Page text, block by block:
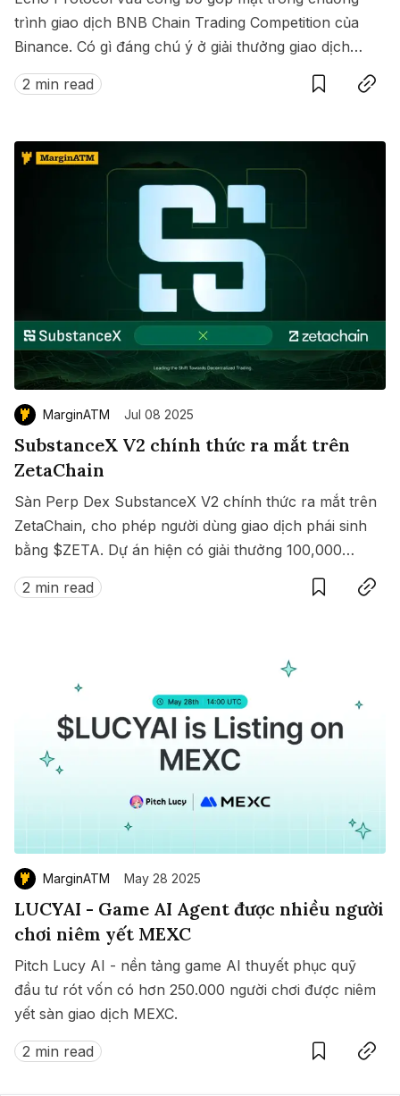
trình giao dịch BNB Chain Trading Competition của
Binance. Có gì đáng chú ý ở giải thưởng giao dịch
này?
2 min read
SaveCopy link
MarginATM Jul 08 2025
SubstanceX V2 chính thức ra mắt trên
ZetaChain
Sàn Perp Dex SubstanceX V2 chính thức ra mắt trên
ZetaChain, cho phép người dùng giao dịch phái sinh
bằng $ZETA. Dự án hiện có giải thưởng 100,000
$ZETA diễn ra từ 8 đến 15/07/2025.
2 min read
SaveCopy link
MarginATM May 28 2025
LUCYAI - Game AI Agent được nhiều người
chơi niêm yết MEXC
Pitch Lucy AI - nền tảng game AI thuyết phục quỹ
đầu tư rót vốn có hơn 250.000 người chơi được niêm
yết sàn giao dịch MEXC.
2 min read